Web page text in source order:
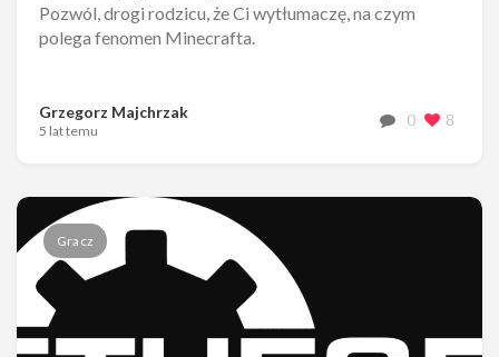
Pozwól, drogi rodzicu, że Ci wytłumaczę, na czym
polega fenomen Minecrafta.
Grzegorz Majchrzak
5 lat temu
0 8
Gracz